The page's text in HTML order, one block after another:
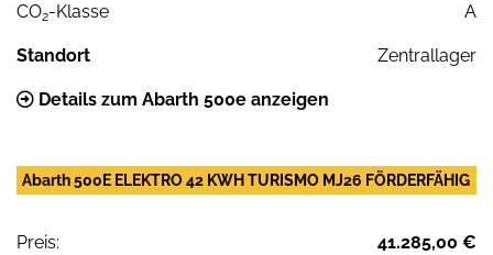
CO2-Klasse A
Standort Zentrallager
Details zum Abarth 500e anzeigen
Abarth 500E ELEKTRO 42 KWH TURISMO MJ26 FÖRDERFÄHIG
Preis:
41.285,00 €